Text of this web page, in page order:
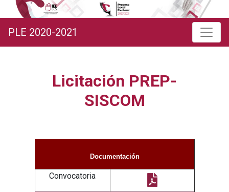
PLE 2020-2021
Licitación PREP-
SISCOM
Documentación
Convocatoria